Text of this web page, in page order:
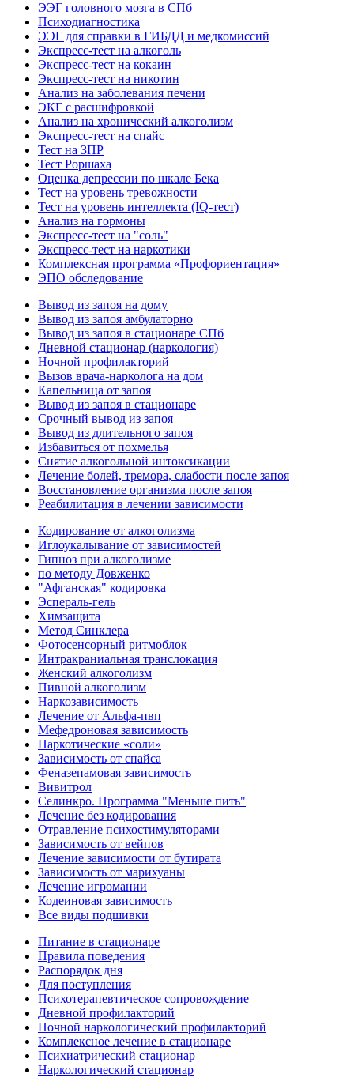
ЭЭГ головного мозга в СПб
Психодиагностика
ЭЭГ для справки в ГИБДД и медкомиссий
Экспресс-тест на алкоголь
Экспресс-тест на кокаин
Экспресс-тест на никотин
Анализ на заболевания печени
ЭКГ с расшифровкой
Анализ на хронический алкоголизм
Экспресс-тест на спайс
Тест на ЗПР
Тест Роршаха
Оценка депрессии по шкале Бека
Тест на уровень тревожности
Тест на уровень интеллекта (IQ-тест)
Анализ на гормоны
Экспресс-тест на "соль"
Экспресс-тест на наркотики
Комплексная программа «Профориентация»
ЭПО обследование
Вывод из запоя на дому
Вывод из запоя амбулаторно
Вывод из запоя в стационаре СПб
Дневной стационар (наркология)
Ночной профилакторий
Вызов врача-нарколога на дом
Капельница от запоя
Вывод из запоя в стационаре
Срочный вывод из запоя
Вывод из длительного запоя
Избавиться от похмелья
Снятие алкогольной интоксикации
Лечение болей, тремора, слабости после запоя
Восстановление организма после запоя
Реабилитация в лечении зависимости
Кодирование от алкоголизма
Иглоукалывание от зависимостей
Гипноз при алкоголизме
по методу Довженко
"Афганская" кодировка
Эспераль-гель
Химзащита
Метод Синклера
Фотосенсорный ритмоблок
Интракраниальная транслокация
Женский алкоголизм
Пивной алкоголизм
Наркозависимость
Лечение от Альфа-пвп
Мефедроновая зависимость
Наркотические «соли»
Зависимость от спайса
Феназепамовая зависимость
Вивитрол
Селинкро. Программа "Меньше пить"
Лечение без кодирования
Отравление психостимуляторами
Зависимость от вейпов
Лечение зависимости от бутирата
Зависимость от марихуаны
Лечение игромании
Кодеиновая зависимость
Все виды подшивки
Питание в стационаре
Правила поведения
Распорядок дня
Для поступления
Психотерапевтическое сопровождение
Дневной профилакторий
Ночной наркологический профилакторий
Комплексное лечение в стационаре
Психиатрический стационар
Наркологический стационар